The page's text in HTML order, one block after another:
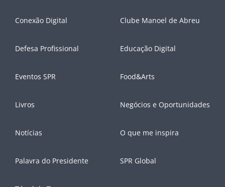
Conexão Digital Clube Manoel de Abreu
Defesa Profissional Educação Digital
Eventos SPR Food&Arts
Livros Negócios e Oportunidades
Notícias O que me inspira
Palavra do Presidente SPR Global